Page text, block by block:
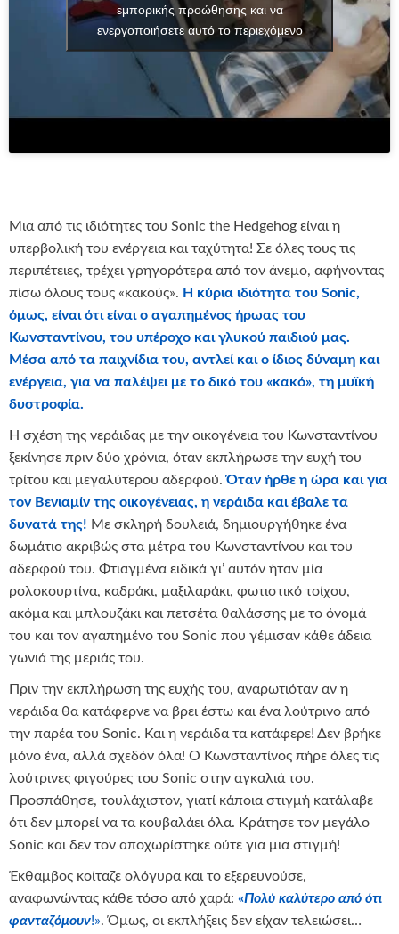
εμπορικής προώθησης και να
ενεργοποιήσετε αυτό το περιεχόμενο
Μια από τις ιδιότητες του Sonic the Hedgehog είναι η
υπερβολική του ενέργεια και ταχύτητα! Σε όλες τους τις
περιπέτειες, τρέχει γρηγορότερα από τον άνεμο, αφήνοντας
πίσω όλους τους «κακούς». Η κύρια ιδιότητα του Sonic,
όμως, είναι ότι είναι ο αγαπημένος ήρωας του
Κωνσταντίνου, του υπέροχο και γλυκού παιδιού μας.
Μέσα από τα παιχνίδια του, αντλεί και ο ίδιος δύναμη και
ενέργεια, για να παλέψει με το δικό του «κακό», τη μυϊκή
δυστροφία.
Η σχέση της νεράιδας με την οικογένεια του Κωνσταντίνου
ξεκίνησε πριν δύο χρόνια, όταν εκπλήρωσε την ευχή του
τρίτου και μεγαλύτερου αδερφού.Όταν ήρθε η ώρα και για
τον Βενιαμίν της οικογένειας, η νεράιδα και έβαλε τα
δυνατά της! Με σκληρή δουλειά, δημιουργήθηκε ένα
δωμάτιο ακριβώς στα μέτρα του Κωνσταντίνου και του
αδερφού του. Φτιαγμένα ειδικά γι’ αυτόν ήταν μία
ρολοκουρτίνα, καδράκι, μαξιλαράκι, φωτιστικό τοίχου,
ακόμα και μπλουζάκι και πετσέτα θαλάσσης με το όνομά
του και τον αγαπημένο του Sonic που γέμισαν κάθε άδεια
γωνιά της μεριάς του.
Πριν την εκπλήρωση της ευχής του, αναρωτιόταν αν η
νεράιδα θα κατάφερνε να βρει έστω και ένα λούτρινο από
την παρέα του Sonic. Και η νεράιδα τα κατάφερε! Δεν βρήκε
μόνο ένα, αλλά σχεδόν όλα! Ο Κωνσταντίνος πήρε όλες τις
λούτρινες φιγούρες του Sonic στην αγκαλιά του.
Προσπάθησε, τουλάχιστον, γιατί κάποια στιγμή κατάλαβε
ότι δεν μπορεί να τα κουβαλάει όλα. Κράτησε τον μεγάλο
Sonic και δεν τον αποχωρίστηκε ούτε για μια στιγμή!
Έκθαμβος κοίταζε ολόγυρα και το εξερευνούσε,
αναφωνώντας κάθε τόσο από χαρά: «Πολύ καλύτερο από ότι
φανταζόμουν!». Όμως, οι εκπλήξεις δεν είχαν τελειώσει…